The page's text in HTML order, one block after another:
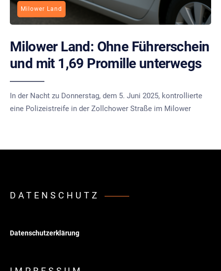
Milower Land
Milower Land: Ohne Führerschein
und mit 1,69 Promille unterwegs
In der Nacht zu Donnerstag, dem 5. Juni 2025, kontrollierte
eine Polizeistreife in der Zollchower Straße im Milower
DATENSCHUTZ
Datenschutzerklärung